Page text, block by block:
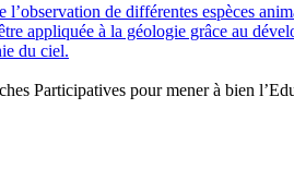
de différentes espèces
appliquée à la géologie grâce au
du ciel.
Participatives pour mener à bien